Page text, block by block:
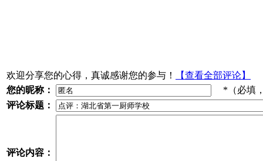
欢迎分享您的心得，真诚感谢您的参与！
【查看全部评论】
您的昵称：
*（必填
评论标题：
评论内容：